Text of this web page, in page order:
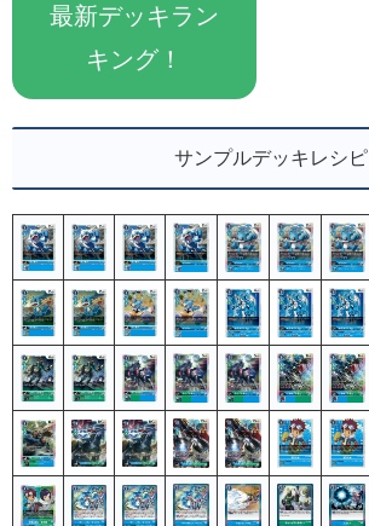
最新デッキラン
キング！
サンプルデッキレシピ